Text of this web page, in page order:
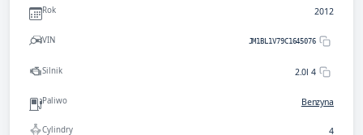
Rok 2012
VIN JM1BL1V79C1645076
Silnik 2.0l 4
Paliwo Benzyna
Cylindry 4